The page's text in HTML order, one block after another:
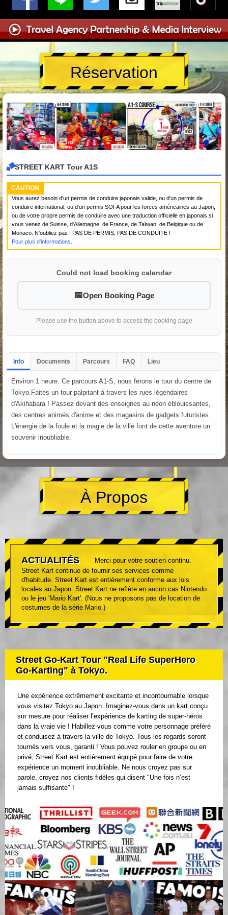
Réservation
STREET KART Tour A1S
CAUTION
Vous aurez besoin d'un permis de conduire japonais valide, ou d'un permis de
conduire international, ou d'un permis SOFA pour les forces américaines au Japon,
ou de votre propre permis de conduire avec une traduction officielle en japonais si
vous venez de Suisse, d'Allemagne, de France, de Taïwan, de Belgique ou de
Monaco. N'oubliez pas ! PAS DE PERMIS, PAS DE CONDUITE !
Pour plus d'informations.
Could not load booking calendar
Open Booking Page
Please use the button above to access the booking page
Info Documents Parcours FAQ Lieu
Environ 1 heure. Ce parcours A1-S, nous ferons le tour du centre de
Tokyo.Faites un tour palpitant à travers les rues légendaires
d'Akihabara ! Passez devant des enseignes au néon éblouissantes,
des centres animés d'anime et des magasins de gadgets futuristes.
L'énergie de la foule et la magie de la ville font de cette aventure un
souvenir inoubliable.
À Propos
ACTUALITÉS
Merci pour votre soutien continu.
Street Kart continue de fournir ses services comme
d'habitude. Street Kart est entièrement conforme aux lois
locales au Japon. Street Kart ne reflète en aucun cas Nintendo
ou le jeu 'Mario Kart'. (Nous ne proposons pas de location de
costumes de la série Mario.)
Street Go-Kart Tour "Real Life SuperHero
Go-Karting" à Tokyo.
Une expérience extrêmement excitante et incontournable lorsque
vous visitez Tokyo au Japon. Imaginez-vous dans un kart conçu
sur mesure pour réaliser l’expérience de karting de super-héros
dans la vraie vie ! Habillez-vous comme votre personnage préféré
et conduisez à travers la ville de Tokyo. Tous les regards seront
tournés vers vous, garanti ! Vous pouvez rouler en groupe ou en
privé, Street Kart est entièrement équipé pour faire de votre
expérience un moment inoubliable. Ne nous croyez pas sur
parole, croyez nos clients fidèles qui disent "Une fois n’est
jamais suffisante" !